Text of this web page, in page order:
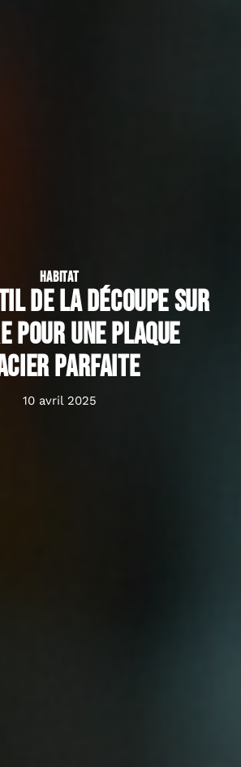
HABITAT
de la découpe sur
pour une plaque
parfaite
10 avril 2025